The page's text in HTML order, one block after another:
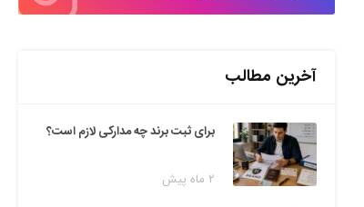
آخرین مطالب
برای ثبت برند چه مدارکی لازم است؟
۲ ماه پیش